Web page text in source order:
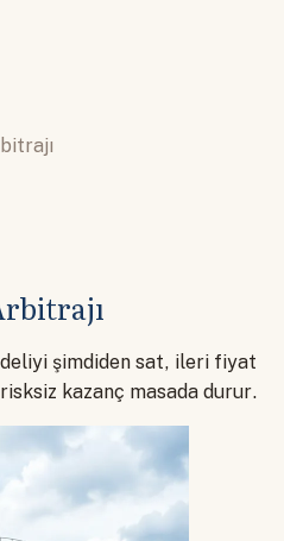
şimdiden sat, ileri fiyat
kazanç masada durur.